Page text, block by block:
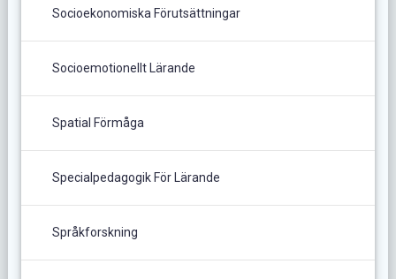
Socioekonomiska Förutsättningar
Socioemotionellt Lärande
Spatial Förmåga
Specialpedagogik För Lärande
Språkforskning